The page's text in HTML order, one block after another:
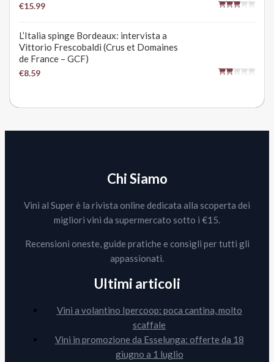
€15.99
L’Italia spinge Bordeaux: intervista a
Vittorio Frescobaldi (Crus et Domaines
de France – GCF)
€8.59
Chi Siamo
Vini al Super è la rivista online dedicata alla scoperta dei
migliori vini da supermercato sotto i €15.
Recensioni oneste, guide pratiche e consigli per tutti gli
appassionati.
Ultimi articoli
Vini a volantino Ipercoop: poca cantina, molto
scaffale
Vini in promozione da Esselunga: offerte da 18
giugno a 1 luglio